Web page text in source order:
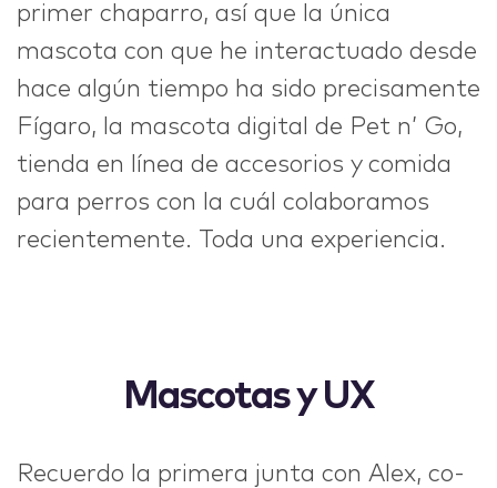
primer chaparro, así que la única
mascota con que he interactuado desde
hace algún tiempo ha sido precisamente
Fígaro, la mascota digital de Pet n’ Go,
tienda en línea de accesorios y comida
para perros con la cuál colaboramos
recientemente. Toda una experiencia.
Mascotas y UX
Recuerdo la primera junta con Alex, co-
hi@nett.mx